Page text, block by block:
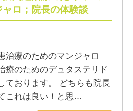
ャロ；院長の体験談
治療のためのマンジャロ
療のためのデュタステリド
ております。 どちらも院長
これは良い！と思…